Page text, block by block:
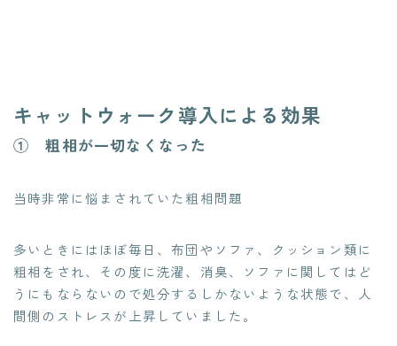
キャットウォーク導入による効果
① 粗相が一切なくなった
当時非常に悩まされていた粗相問題
多いときにはほぼ毎日、布団やソファ、クッション類に
粗相をされ、その度に洗濯、消臭、ソファに関してはど
うにもならないので処分するしかないような状態で、人
間側のストレスが上昇していました。